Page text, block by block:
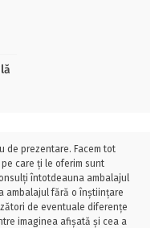
de prezentare. Facem tot
care ți le oferim sunt
întotdeauna ambalajul
ambalajul fără o înștiințare
de eventuale diferențe
imaginea afișată și cea a